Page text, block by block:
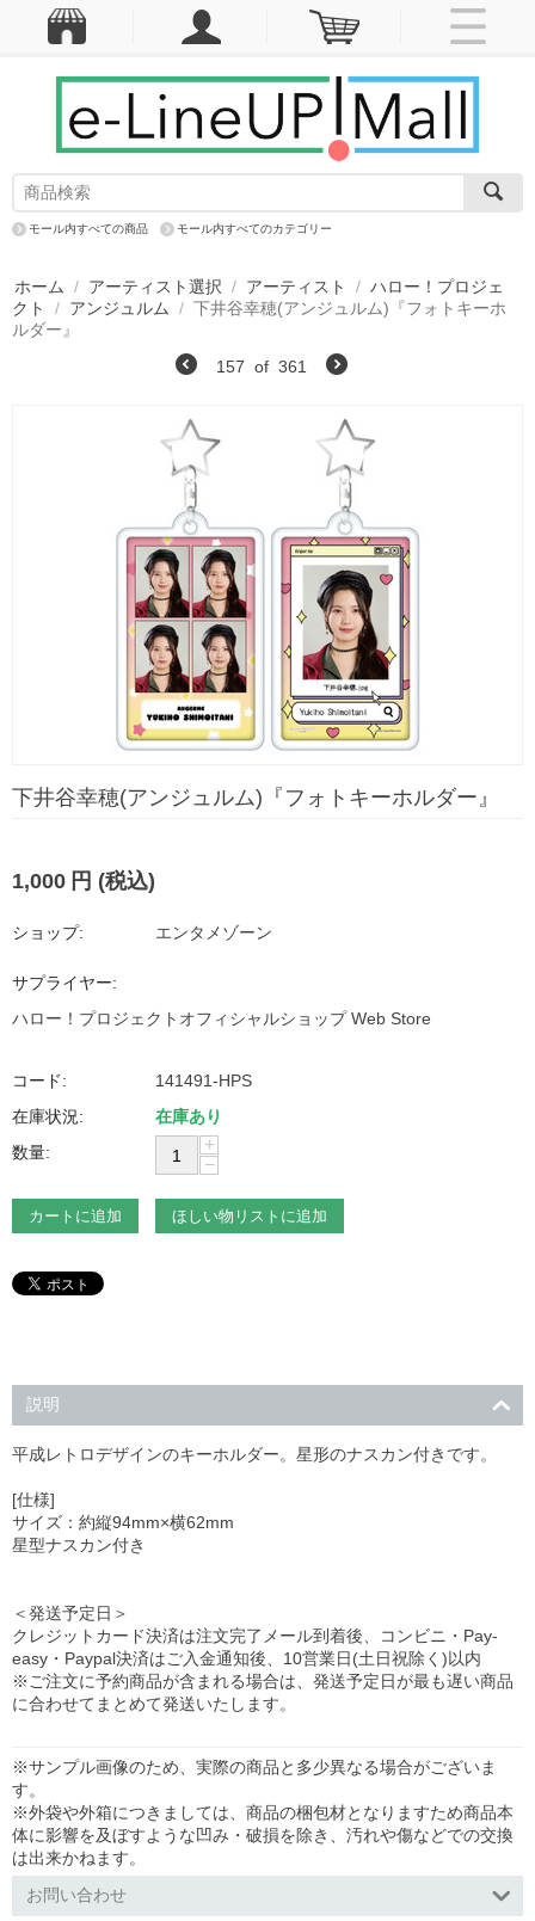
モール内すべての商品 モール内すべてのカテゴリー
ホーム / アーティスト選択 / アーティスト / ハロー！プロジェ
クト
/ アンジュルム / 下井谷幸穂(アンジュルム)『フォトキーホ
ルダー』
157 of 361
下井谷幸穂(アンジュルム)『フォトキーホルダー』
1,000 円 (税込)
ショップ: エンタメゾーン
サプライヤー:
ハロー！プロジェクトオフィシャルショップ Web Store
コード:
141491-HPS
在庫状況:
在庫あり
数量:
+
−
カートに追加 ほしい物リストに追加
説明
平成レトロデザインのキーホルダー。星形のナスカン付きです。
[仕様]
サイズ：約縦94mm×横62mm
星型ナスカン付き
＜発送予定日＞
クレジットカード決済は注文完了メール到着後、コンビニ・Pay-
easy・Paypal決済はご入金通知後、10営業日(土日祝除く)以内
※ご注文に予約商品が含まれる場合は、発送予定日が最も遅い商品
に合わせてまとめて発送いたします。
※サンプル画像のため、実際の商品と多少異なる場合がございま
す。
※外袋や外箱につきましては、商品の梱包材となりますため商品本
体に影響を及ぼすような凹み・破損を除き、汚れや傷などでの交換
は出来かねます。
お問い合わせ